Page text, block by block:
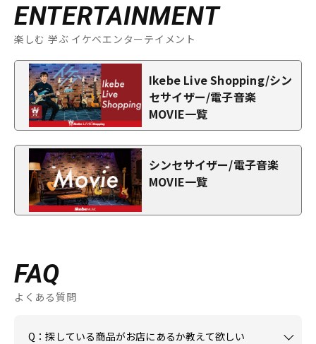
ENTERTAINMENT
楽しむ 学ぶ イケベエンターテイメント
Ikebe Live Shopping/シン
セサイザー/電子音楽
MOVIE一覧
シンセサイザー/電子音楽
MOVIE一覧
FAQ
よくある質問
Q：探している商品がお店にあるか教えて欲しい